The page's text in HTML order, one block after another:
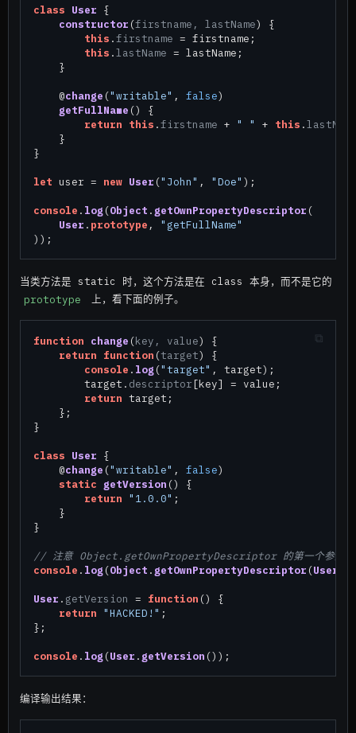
class User {
constructor (firstname, lastName) {
this .firstname = firstname;
this .lastName = lastName;
    }
    @
change ("writable" , false)
getFullName () {
return
this .firstname + " " + this .
    }
}
let user = new User ("John" , "Doe" );
console . log(Object . getOwnPropertyDescriptor (
User . prototype , "getFullName"
当类方法是 static 时，这个方法是在 class 本身，而不是它的
prototype
上，看下面的例子。
function change (key, value) {
return
function (target) {
console . log("target" , target);
        target.
descriptor[key] = value;
return target;
    };
}
class User {
    @
change ("writable" , false)
static
getVersion () {
return
"1.0.0" ;
    }
}
// 注意 Object.getOwnPropertyDescriptor 的第一个参数
console . log(Object . getOwnPropertyDescriptor (User
User . getVersion = function () {
return
"HACKED!" ;
};
console . log(User . getVersion
编译输出结果：